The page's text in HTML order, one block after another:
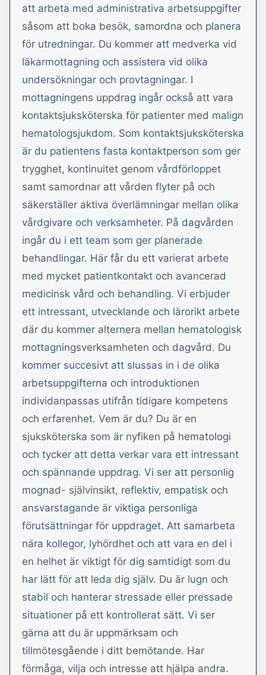
att arbeta med administrativa arbetsuppgifter
såsom att boka besök, samordna och planera
för utredningar. Du kommer att medverka vid
läkarmottagning och assistera vid olika
undersökningar och provtagningar. I
mottagningens uppdrag ingår också att vara
kontaktsjuksköterska för patienter med malign
hematologsjukdom. Som kontaktsjuksköterska
är du patientens fasta kontaktperson som ger
trygghet, kontinuitet genom vårdförloppet
samt samordnar att vården flyter på och
säkerställer aktiva överlämningar mellan olika
vårdgivare och verksamheter. På dagvården
ingår du i ett team som ger planerade
behandlingar. Här får du ett varierat arbete
med mycket patientkontakt och avancerad
medicinsk vård och behandling. Vi erbjuder
ett intressant, utvecklande och lärorikt arbete
där du kommer alternera mellan hematologisk
mottagningsverksamheten och dagvård. Du
kommer succesivt att slussas in i de olika
arbetsuppgifterna och introduktionen
individanpassas utifrån tidigare kompetens
och erfarenhet. Vem är du? Du är en
sjuksköterska som är nyfiken på hematologi
och tycker att detta verkar vara ett intressant
och spännande uppdrag. Vi ser att personlig
mognad- självinsikt, reflektiv, empatisk och
ansvarstagande är viktiga personliga
förutsättningar för uppdraget. Att samarbeta
nära kollegor, lyhördhet och att vara en del i
en helhet är viktigt för dig samtidigt som du
har lätt för att leda dig själv. Du är lugn och
stabil och hanterar stressade eller pressade
situationer på ett kontrollerat sätt. Vi ser
gärna att du är uppmärksam och
tillmötesgående i ditt bemötande. Har
förmåga, vilja och intresse att hjälpa andra.